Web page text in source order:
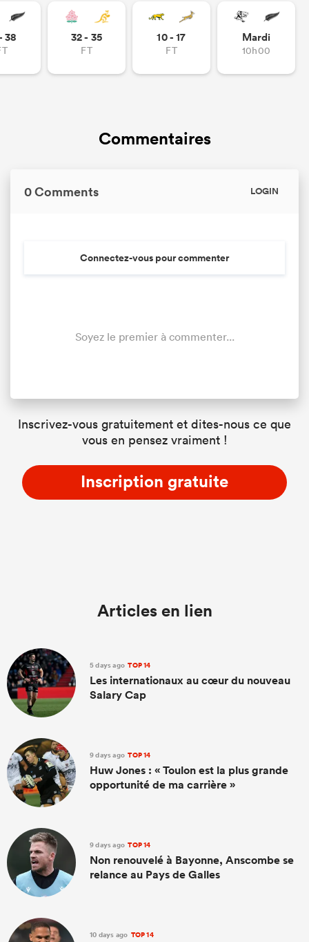
38 32 - 35
FT
10 - 17
FT
Mardi
10h00
Commentaires
0 Comments LOGIN
Connectez-vous pour commenter
Soyez le premier à commenter...
Inscrivez-vous gratuitement et dites-nous ce que
vous en pensez vraiment !
Inscription gratuite
Articles en lien
5 days ago TOP 14
Les internationaux au cœur du nouveau
Salary Cap
9 days ago TOP 14
Huw Jones : « Toulon est la plus grande
opportunité de ma carrière »
9 days ago TOP 14
Non renouvelé à Bayonne, Anscombe se
relance au Pays de Galles
10 days ago TOP 14